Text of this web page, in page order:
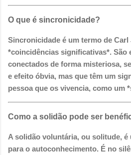
O que é sincronicidade?
Sincronicidade é um termo de
*coincidências significativas*. São
conectados de forma misteriosa,
e efeito óbvia, mas que têm um
pessoa que os vivencia, como um
Como a solidão pode ser
A solidão voluntária, ou solitude, é
para o autoconhecimento. É no